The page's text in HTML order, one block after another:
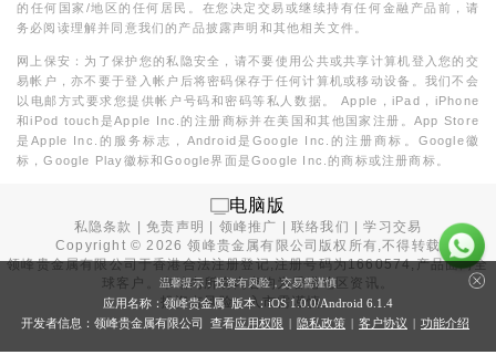
的任何国家/地区的任何居民。在您决定交易或继续持有任何金融产品前，请
务必阅读理解并同意我们的产品披露声明和其他相关文件。
网上保安：为了保护您的私隐安全，请不要使用公共或共享计算机登入您的交
易帐户，亦不要于登入帐户后将密码保存于任何计算机或移动设备。我们不会
以电邮方式要求您提供帐户号码和密码等私人数据。 Apple，iPad，iPhone
和iPod touch是Apple Inc.的注册商标并在美国和其他国家注册。App Store
是Apple Inc.的服务标志，Android是Google Inc.的注册商标。Google徽
标，Google Play徽标和Google界面是Google Inc.的商标或注册商标。
电脑版
私隐条款 |免责声明 领峰推广 |联络我们 |学习交易
Copyright ©2026 领峰贵金属有限公司版权所有,不得转载
领峰贵金属有限公司于香港合法注册登记,注册号码为1660574,产品面向全
球客户。本站内所有内容均为香港地区资讯。
投资有风险，入市需谨慎。
温馨提示：投资有风险，交易需谨慎
应用名称：领峰贵金属 版本：iOS 1.0.0/Android 6.1.4
开发者信息：领峰贵金属有限公司 查看应用权限 | 隐私政策 | 客户协议 | 功能介绍